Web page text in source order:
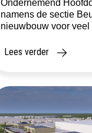
Ondernemend
namens de sectie
nieuwbouw voor
Hoewel de
Lees verder